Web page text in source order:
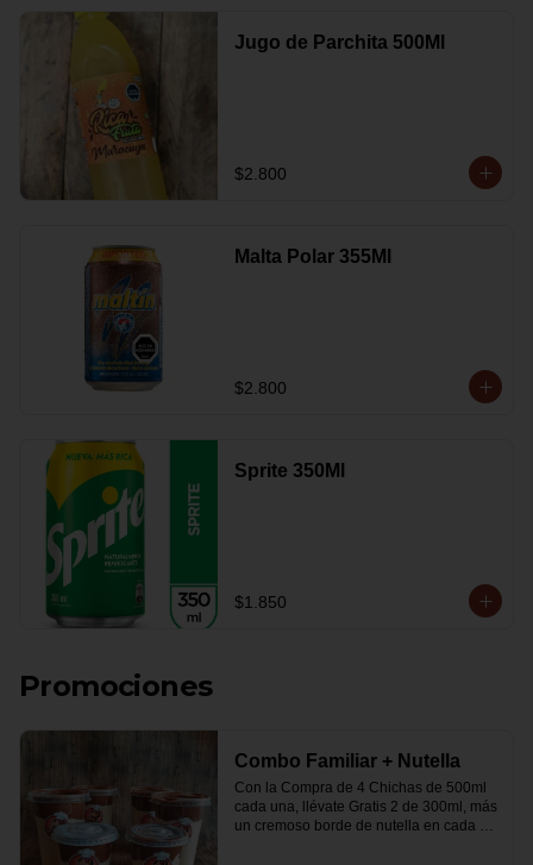
Jugo de Parchita 500Ml
$2.800
Malta Polar 355Ml
$2.800
Sprite 350Ml
$1.850
Promociones
Combo Familiar + Nutella
Con la Compra de 4 Chichas de 500ml
cada una, llévate Gratis 2 de 300ml, más
un cremoso borde de nutella en cada